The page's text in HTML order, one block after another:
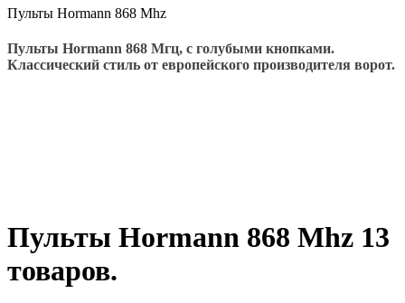
Пульты Hormann 868 Mhz
Пульты Hormann 868 Мгц, с голубыми кнопками.
Классический стиль от европейского производителя ворот.
Пульты Hormann 868 Mhz 13
товаров.